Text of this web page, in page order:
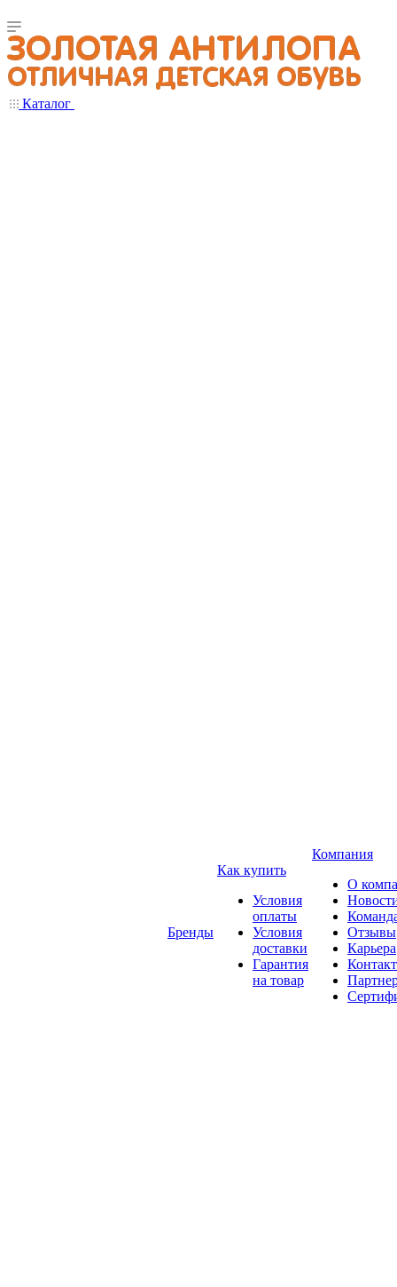
Каталог
Бренды
Как купить
Условия
оплаты
Условия
доставки
Гарантия
на товар
Компания
О
Отзывы
Карьера